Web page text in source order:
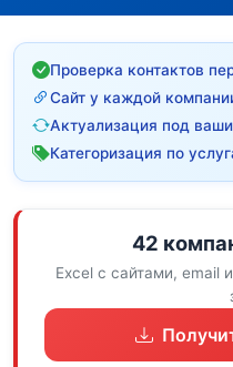
Проверка контактов
Сайт у каждой
Актуализация под
Категоризация по
42
Excel с сайтами, email